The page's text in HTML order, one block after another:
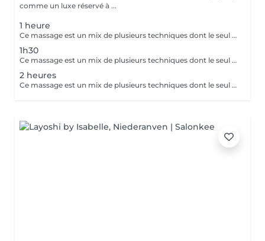
comme un luxe réservé à ...
1 heure
Ce massage est un mix de plusieurs techniques dont le seul but est : LE RÉSULTAT Chaque mix est étudié et décidé avec vous, car pour améliorer une conséquence, il faut en trouver la cause. Deep Tissue, Myofascial Release, Trigger Point, Scraping Gua-Sha, Cupping Therapy combinées pour une efficacité maximale !! Douleurs chronique ou passagères, augmentation de performances ou récupération, relaxation physique ou mentale, détoxication, drainage, la combinaison ces techniques offrent des possibilités illimitées.
1h30
Ce massage est un mix de plusieurs techniques dont le seul but est : LE RÉSULTAT Chaque mix est étudié et décidé avec vous, car pour améliorer une conséquence, il faut en trouver la cause. Deep Tissue, Myofascial Release, trigger Point, scarping / Gua-Sha, cupping therapy combinées pour une efficacité maximale !! Douleurs chronique ou passagères, augmentation de performances ou récupération, relaxation physique ou mentale, détoxication, drainage, la combinaison de toutes ces techniques est illimitée.
2 heures
Ce massage est un mix de plusieurs techniques dont le seul but est : LE RÉSULTAT Chaque mix est étudié et décidé avec vous, car pour améliorer une conséquence, il faut en trouver la cause. Deep Tissue, Myofascial Release, trigger Point, scarping / Gua-Sha, cupping therapy combinées pour une efficacité maximale !! Douleurs chronique ou passagères, augmentation de performances ou récupération, relaxation physique ou mentale, détoxication, drainage, la combinaison de toutes ces techniques est illimitée.